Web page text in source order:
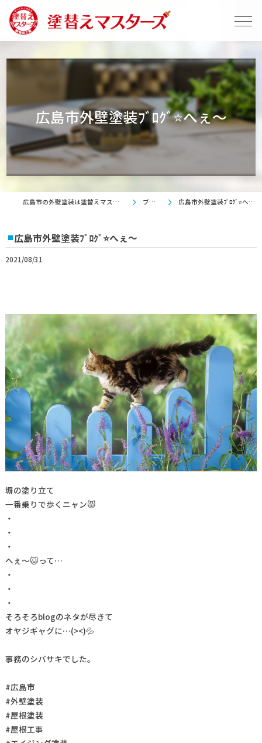
広島市外壁塗装ﾌﾞﾛｸﾞ⭐へぇ～
広島市の外壁塗装は塗替えマスターズ ブログ 広島市外壁塗装ﾌﾞﾛｸﾞ⭐へぇ～
広島市外壁塗装ﾌﾞﾛｸﾞ⭐へぇ～
2021/08/31
塀の塗り立て
一番乗りで歩くニャン😾
・
・
・
へぇ～🐱って…
・
・
・
そろそろblogのネタが尽きて
オヤジギャグに…(><)💦
事務のシバサキでした。
#広島市
#外壁塗装
#屋根塗装
#屋根工事